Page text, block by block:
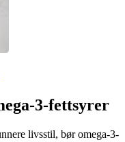
3-fettsyrer
livsstil, bør omega-3-